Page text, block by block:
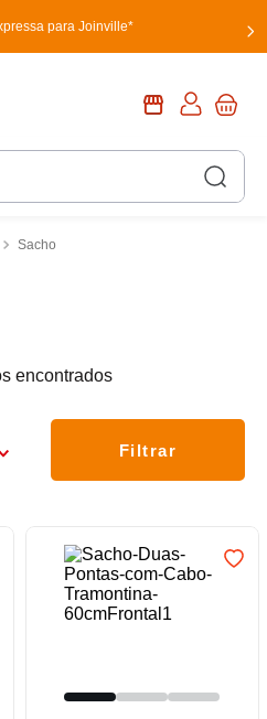
para Joinville*
Sacho
Filtrar